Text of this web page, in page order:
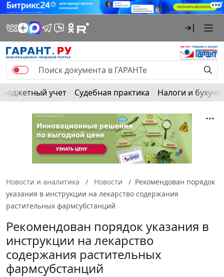
Бюджетный учет Судебная практика Налоги и
Новости и аналитика Новости
Рекомендован порядок
указания в инструкции на лекарство содержания
растительных фармсубстанций
Рекомендован порядок указания в
инструкции на лекарство
содержания растительных
фармсубстанций